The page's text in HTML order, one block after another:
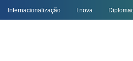
Internacionalização I.nova